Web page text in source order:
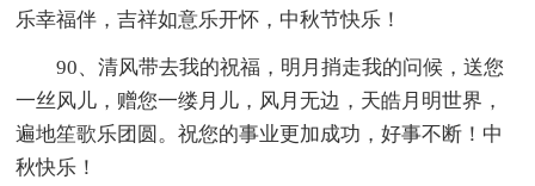
乐幸福伴，吉祥如意乐开怀，中秋节快乐！
90、清风带去我的祝福，明月捎走我的问候，送您
一丝风儿，赠您一缕月儿，风月无边，天皓月明世界，
遍地笙歌乐团圆。祝您的事业更加成功，好事不断！中
秋快乐！